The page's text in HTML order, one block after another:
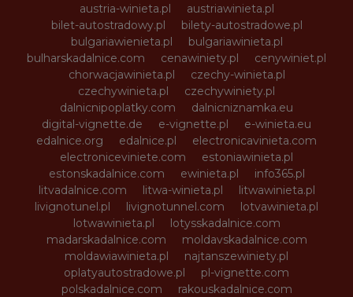
austria-winieta.pl
austriawinieta.pl
bilet-autostradowy.pl
bilety-autostradowe.pl
bulgariawienieta.pl
bulgariawinieta.pl
bulharskadalnice.com
cenawiniety.pl
cenywiniet.pl
chorwacjawinieta.pl
czechy-winieta.pl
czechywinieta.pl
czechywiniety.pl
dalnicnipoplatky.com
dalnicniznamka.eu
digital-vignette.de
e-vignette.pl
e-winieta.eu
edalnice.org
edalnice.pl
electronicavinieta.com
electroniceviniete.com
estoniawinieta.pl
estonskadalnice.com
ewinieta.pl
info365.pl
litvadalnice.com
litwa-winieta.pl
litwawinieta.pl
livignotunel.pl
livignotunnel.com
lotvawinieta.pl
lotwawinieta.pl
lotysskadalnice.com
madarskadalnice.com
moldavskadalnice.com
moldawiawinieta.pl
najtanszewiniety.pl
oplatyautostradowe.pl
pl-vignette.com
polskadalnice.com
rakouskadalnice.com